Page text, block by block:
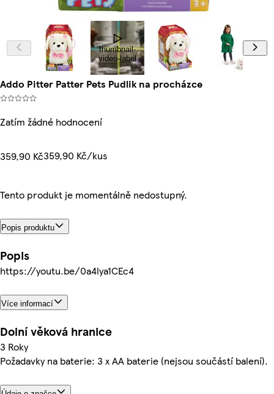
thumbnail-
video-label
Addo Pitter Patter Pets Pudlik na procházce
Zatím žádné hodnocení
359,90 Kč359,90 Kč/kus
Tento produkt je momentálně nedostupný.
Popis produktu
Popis
https://youtu.be/0a4lya1CEc4
Více informací
Dolní věková hranice
3 Roky
Požadavky na baterie: 3 x AA baterie (nejsou součástí balení).